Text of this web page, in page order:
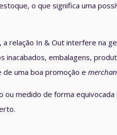
o que significa uma
a relação In & Out interfere na
inacabados, embalagens,
uma boa promoção e
ou medido de forma